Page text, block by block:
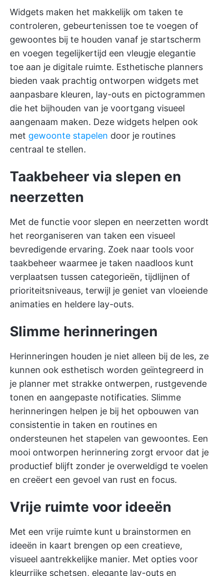
Widgets maken het makkelijk om taken te
controleren, gebeurtenissen toe te voegen of
gewoontes bij te houden vanaf je startscherm
en voegen tegelijkertijd een vleugje elegantie
toe aan je digitale ruimte. Esthetische planners
bieden vaak prachtig ontworpen widgets met
aanpasbare kleuren, lay-outs en pictogrammen
die het bijhouden van je voortgang visueel
aangenaam maken. Deze widgets helpen ook
met gewoonte stapelen door je routines
centraal te stellen.
Taakbeheer via slepen en
neerzetten
Met de functie voor slepen en neerzetten wordt
het reorganiseren van taken een visueel
bevredigende ervaring. Zoek naar tools voor
taakbeheer waarmee je taken naadloos kunt
verplaatsen tussen categorieën, tijdlijnen of
prioriteitsniveaus, terwijl je geniet van vloeiende
animaties en heldere lay-outs.
Slimme herinneringen
Herinneringen houden je niet alleen bij de les, ze
kunnen ook esthetisch worden geïntegreerd in
je planner met strakke ontwerpen, rustgevende
tonen en aangepaste notificaties. Slimme
herinneringen helpen je bij het opbouwen van
consistentie in taken en routines en
ondersteunen het stapelen van gewoontes. Een
mooi ontworpen herinnering zorgt ervoor dat je
productief blijft zonder je overweldigd te voelen
en creëert een gevoel van rust en focus.
Vrije ruimte voor ideeën
Met een vrije ruimte kunt u brainstormen en
ideeën in kaart brengen op een creatieve,
visueel aantrekkelijke manier. Met opties voor
kleurrijke schetsen, elegante lay-outs en